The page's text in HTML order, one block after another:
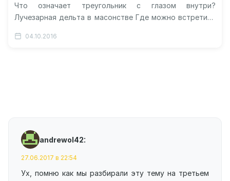
Что означает треугольник с глазом внутри?
Лучезарная дельта в масонстве Где можно встретить
Видео-ответ:…
04.10.2016
andrewol42:
27.06.2017 в 22:54
Ух, помню как мы разбирали эту тему на третьем